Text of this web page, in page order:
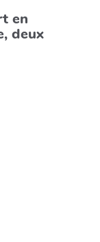
en
deux